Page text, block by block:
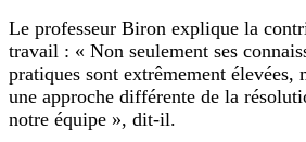
Le professeur Biron explique la
travail : « Non seulement ses
pratiques sont extrêmement élevées,
une approche différente de la
notre équipe », dit-il.